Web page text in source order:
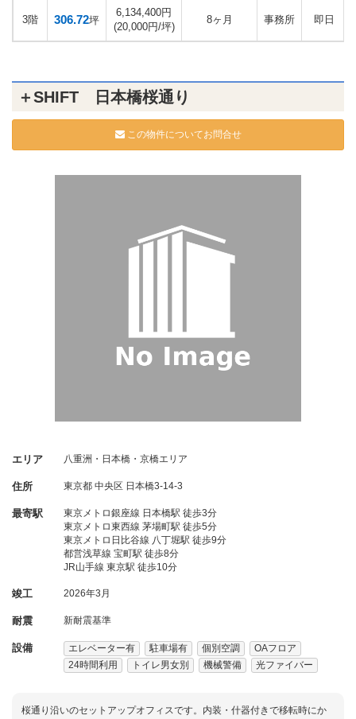
3階 306.72坪
6,134,400円
(20,000円/坪)
8ヶ月 事務所 即日
＋SHIFT 日本橋桜通り
この物件についてお問合せ
エリア 八重洲・日本橋・京橋エリア
住所 東京都 中央区 日本橋3-14-3
最寄駅
東京メトロ銀座線 日本橋駅 徒歩3分
東京メトロ東西線 茅場町駅 徒歩5分
東京メトロ日比谷線 八丁堀駅 徒歩9分
都営浅草線 宝町駅 徒歩8分
JR山手線 東京駅 徒歩10分
竣工 2026年3月
耐震 新耐震基準
設備 エレベーター有 駐車場有 個別空調
OAフロア
24時間利用
トイレ男女別 機械警備 光ファイバー
桜通り沿いのセットアップオフィスです。内装・什器付きで移転時にか